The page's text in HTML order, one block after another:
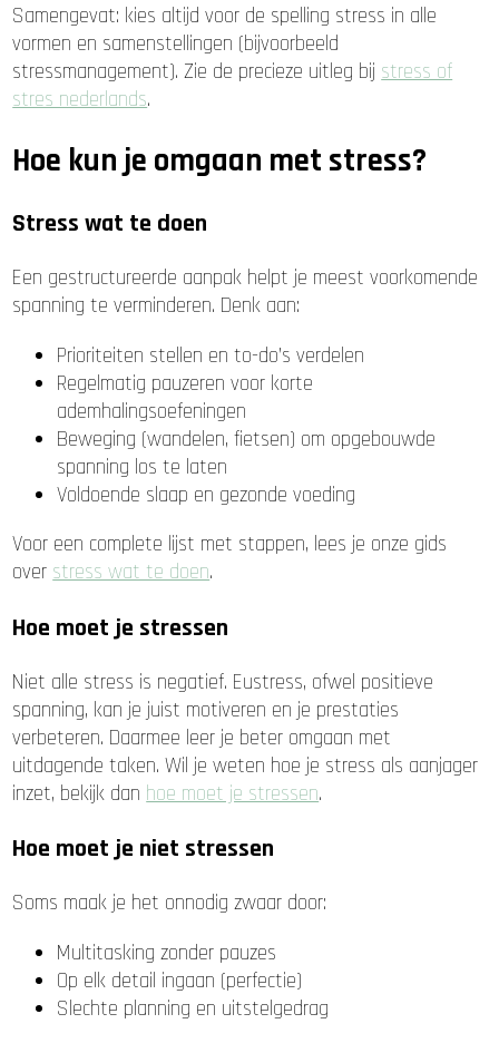
Samengevat: kies altijd voor de spelling stress in alle
vormen en samenstellingen (bijvoorbeeld
stressmanagement). Zie de precieze uitleg bij stress of
stres nederlands.
Hoe kun je omgaan met stress?
Stress wat te doen
Een gestructureerde aanpak helpt je meest voorkomende
spanning te verminderen. Denk aan:
Prioriteiten stellen en to-do’s verdelen
Regelmatig pauzeren voor korte
ademhalingsoefeningen
Beweging (wandelen, fietsen) om opgebouwde
spanning los te laten
Voldoende slaap en gezonde voeding
Voor een complete lijst met stappen, lees je onze gids
overstress wat te doen.
Hoe moet je stressen
Niet alle stress is negatief. Eustress, ofwel positieve
spanning, kan je juist motiveren en je prestaties
verbeteren. Daarmee leer je beter omgaan met
uitdagende taken. Wil je weten hoe je stress als aanjager
inzet, bekijk dan hoe moet je stressen.
Hoe moet je niet stressen
Soms maak je het onnodig zwaar door:
Multitasking zonder pauzes
Op elk detail ingaan (perfectie)
Slechte planning en uitstelgedrag